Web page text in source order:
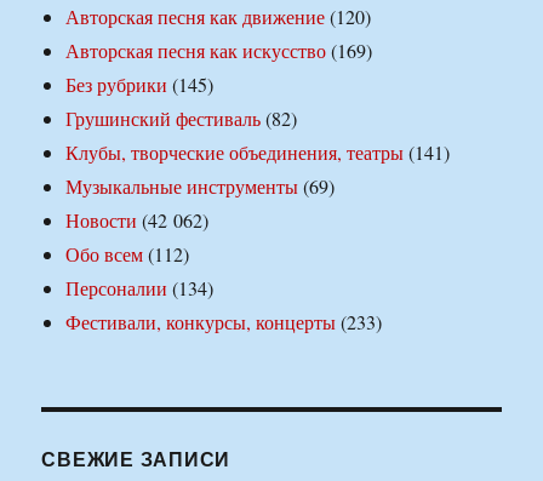
Авторская песня как движение(120)
Авторская песня как искусство(169)
Без рубрики (145)
Грушинский фестиваль(82)
Клубы, творческие объединения, театры(141)
Музыкальные инструменты(69)
Новости (42 062)
Обо всем(112)
Персоналии (134)
Фестивали, конкурсы, концерты(233)
СВЕЖИЕ ЗАПИСИ